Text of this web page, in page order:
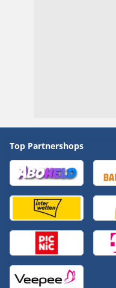
Top Partnershops